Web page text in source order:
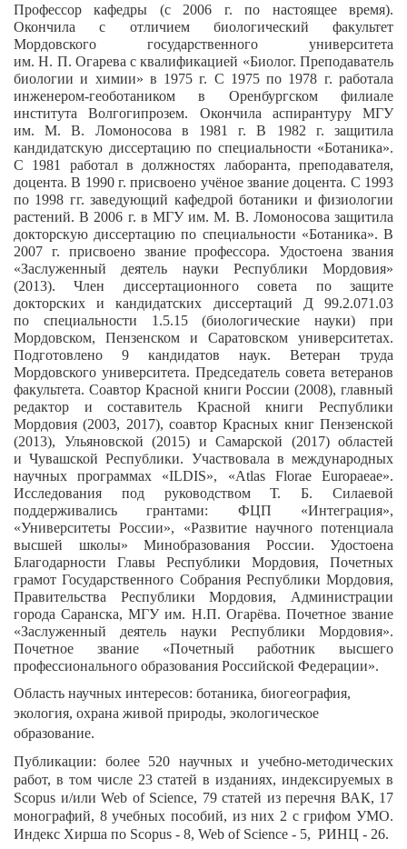
Профессор кафедры (с 2006 г. по настоящее время).
Окончила с отличием биологический факультет
Мордовского государственного университета
им. Н. П. Огарева с квалификацией «Биолог. Преподаватель
биологии и химии» в 1975 г. С 1975 по 1978 г. работала
инженером-геоботаником в Оренбургском филиале
института Волгогипрозем. Окончила аспирантуру МГУ
им. М. В. Ломоносова в 1981 г. В 1982 г. защитила
кандидатскую диссертацию по специальности «Ботаника».
С 1981 работал в должностях лаборанта, преподавателя,
доцента. В 1990 г. присвоено учёное звание доцента. С 1993
по 1998 гг. заведующий кафедрой ботаники и физиологии
растений. В 2006 г. в МГУ им. М. В. Ломоносова защитила
докторскую диссертацию по специальности «Ботаника». В
2007 г. присвоено звание профессора. Удостоена звания
«Заслуженный деятель науки Республики Мордовия»
(2013). Член диссертационного совета по защите
докторских и кандидатских диссертаций Д 99.2.071.03
по специальности 1.5.15 (биологические науки) при
Мордовском, Пензенском и Саратовском университетах.
Подготовлено 9 кандидатов наук. Ветеран труда
Мордовского университета. Председатель совета ветеранов
факультета. Соавтор Красной книги России (2008), главный
редактор и составитель Красной книги Республики
Мордовия (2003, 2017), соавтор Красных книг Пензенской
(2013), Ульяновской (2015) и Самарской (2017) областей
и Чувашской Республики. Участвовала в международных
научных программах «ILDIS», «Atlas Florae Europaeae».
Исследования под руководством Т. Б. Силаевой
поддерживались грантами: ФЦП «Интеграция»,
«Университеты России», «Развитие научного потенциала
высшей школы» Минобразования России. Удостоена
Благодарности Главы Республики Мордовия, Почетных
грамот Государственного Собрания Республики Мордовия,
Правительства Республики Мордовия, Администрации
города Саранска, МГУ им. Н.П. Огарёва. Почетное звание
«Заслуженный деятель науки Республики Мордовия».
Почетное звание «Почетный работник высшего
профессионального образования Российской Федерации».
Область научных интересов: ботаника, биогеография,
экология, охрана живой природы, экологическое
образование.
Публикации: более 520 научных и учебно-методических
работ, в том числе 23 статей в изданиях, индексируемых в
Scopus и/или Web of Science, 79 статей из перечня ВАК, 17
монографий, 8 учебных пособий, из них 2 с грифом УМО.
Индекс Хирша по Scopus - 8, Web of Science - 5, РИНЦ - 26.